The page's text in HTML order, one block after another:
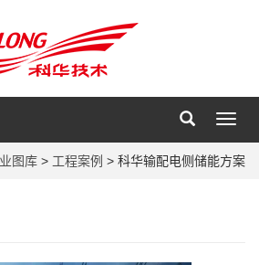
导
菜
图库 > 工程案例 > 科华输配电侧储能方案